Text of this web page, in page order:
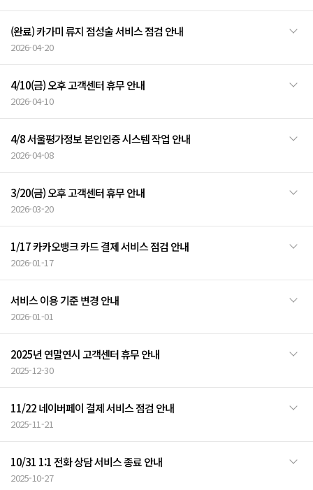
(완료) 카가미 류지 점성술 서비스 점검 안내
2026-04-20
4/10(금) 오후 고객센터 휴무 안내
2026-04-10
4/8 서울평가정보 본인인증 시스템 작업 안내
2026-04-08
3/20(금) 오후 고객센터 휴무 안내
2026-03-20
1/17 카카오뱅크 카드 결제 서비스 점검 안내
2026-01-17
서비스 이용 기준 변경 안내
2026-01-01
2025년 연말연시 고객센터 휴무 안내
2025-12-30
11/22 네이버페이 결제 서비스 점검 안내
2025-11-21
10/31 1:1 전화 상담 서비스 종료 안내
2025-10-27